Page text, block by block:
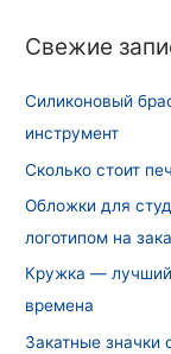
:Свежие
Силиконовый
инструмент
Сколько стоит
Обложки для
логотипом на
Кружка — лучший
времена
Закатные значки